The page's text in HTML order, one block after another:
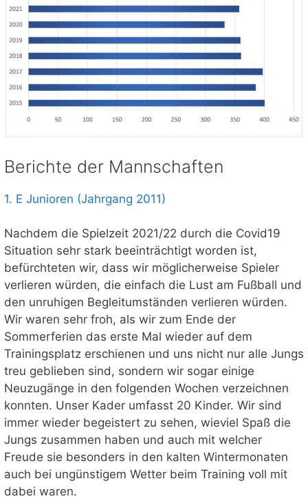
Berichte der Mannschaften
1. E Junioren (Jahrgang 2011)
Nachdem die Spielzeit 2021/22 durch die Covid19
Situation sehr stark beeinträchtigt worden ist,
befürchteten wir, dass wir möglicherweise Spieler
verlieren würden, die einfach die Lust am Fußball und
den unruhigen Begleitumständen verlieren würden.
Wir waren sehr froh, als wir zum Ende der
Sommerferien das erste Mal wieder auf dem
Trainingsplatz erschienen und uns nicht nur alle Jungs
treu geblieben sind, sondern wir sogar einige
Neuzugänge in den folgenden Wochen verzeichnen
konnten. Unser Kader umfasst 20 Kinder. Wir sind
immer wieder begeistert zu sehen, wieviel Spaß die
Jungs zusammen haben und auch mit welcher
Freude sie besonders in den kalten Wintermonaten
auch bei ungünstigem Wetter beim Training voll mit
dabei waren.